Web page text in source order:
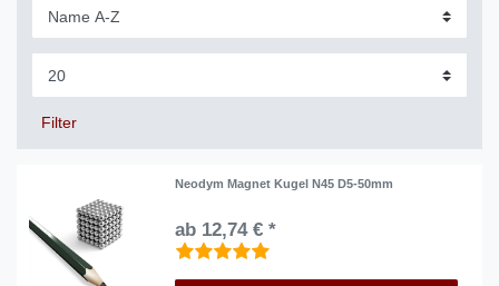
Filter
Neodym Magnet Kugel N45 D5-50mm
ab 12,74 € *